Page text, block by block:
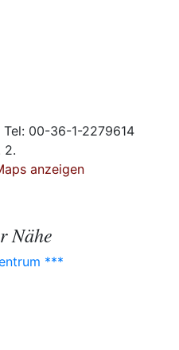
Tel: 00-36-1-2279614
2.
anzeigen
Nähe
***